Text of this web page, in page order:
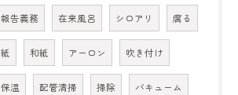
報告義務 在来風呂 シロアリ 腐る
紙 和紙 アーロン 吹き付け
保温 配管清掃 掃除 バキューム